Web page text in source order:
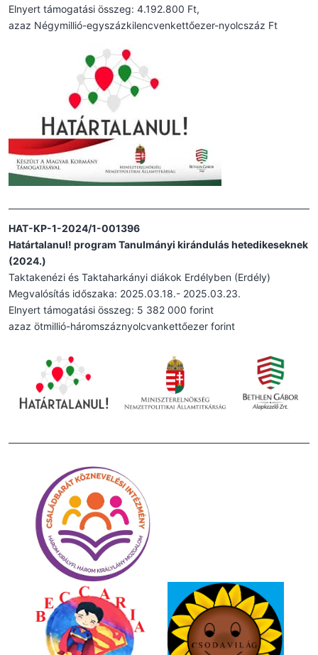
Elnyert támogatási összeg: 4.192.800 Ft,
azaz Négymillió-egyszázkilencvenkettőezer-nyolcszáz Ft
HAT-KP-1-2024/1-001396
Határtalanul! program Tanulmányi kirándulás hetedikeseknek
(2024.)
Taktakenézi és Taktaharkányi diákok Erdélyben (Erdély)
Megvalósítás időszaka: 2025.03.18.- 2025.03.23.
Elnyert támogatási összeg: 5 382 000 forint
azaz ötmillió-háromszáznyolcvankettőezer forint